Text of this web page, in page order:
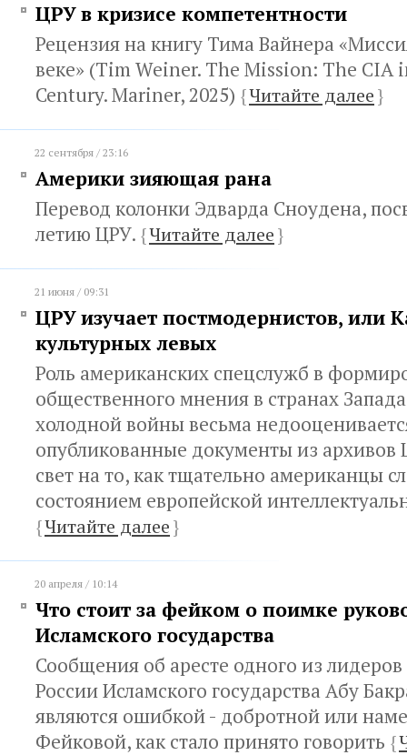
ЦРУ в кризисе компетентности
Рецензия на книгу Тима Вайнера
веке» (Tim Weiner. The Mission: The CIA
Century. Mariner, 2025) {Читайте далее}
22 сентября / 23:16
Америки зияющая рана
Перевод колонки Эдварда Сноудена,
летию ЦРУ. {Читайте далее}
21 июня / 09:31
ЦРУ изучает постмодернистов, или
культурных левых
Роль американских спецслужб в
общественного мнения в странах
холодной войны весьма
опубликованные документы из архивов
свет на то, как тщательно американцы
состоянием европейской
{Читайте далее}
20 апреля / 10:14
Что стоит за фейком о поимке
Исламского государства
Сообщения об аресте одного из
России Исламского государства Абу
являются ошибкой - добротной или
Фейковой, как стало принято говорить {